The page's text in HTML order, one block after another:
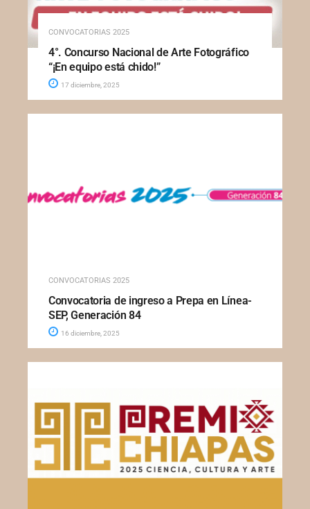
CONVOCATORIAS 2025
4°. Concurso Nacional de Arte Fotográfico
“¡En equipo está chido!”
17 diciembre, 2025
CONVOCATORIAS 2025
Convocatoria de ingreso a Prepa en Línea-
SEP, Generación 84
16 diciembre, 2025